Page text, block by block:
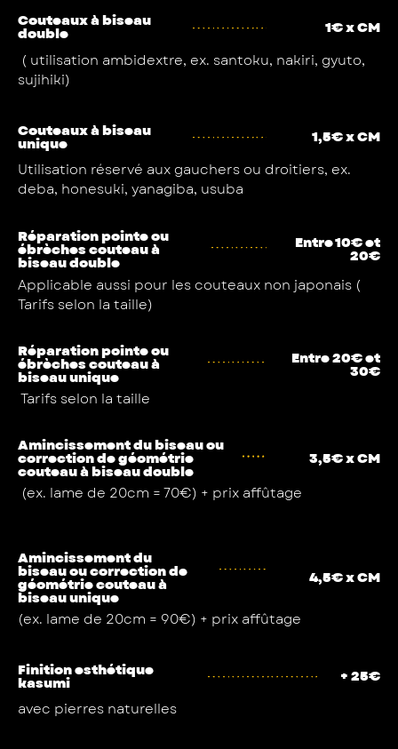
Couteaux à biseau
double
1€ x CM
( utilisation ambidextre, ex. santoku, nakiri, gyuto,
sujihiki)
Couteaux à biseau
unique
1,5€ x CM
Utilisation réservé aux gauchers ou droitiers, ex.
deba, honesuki, yanagiba, usuba
Réparation pointe ou
ébrèches couteau à
biseau double
Entre 10€ et
20€
Applicable aussi pour les couteaux non japonais (
Tarifs selon la taille)
Réparation pointe ou
ébrèches couteau à
biseau unique
Entre 20€ et
30€
Tarifs selon la taille
Amincissement du biseau ou
correction de géométrie
couteau à biseau double
3,5€ x CM
(ex. lame de 20cm = 70€) + prix affûtage
Amincissement du
biseau ou correction de
géométrie couteau à
biseau unique
4,5€ x CM
(ex. lame de 20cm = 90€) + prix affûtage
Finition esthétique
kasumi
+ 25€
avec pierres naturelles